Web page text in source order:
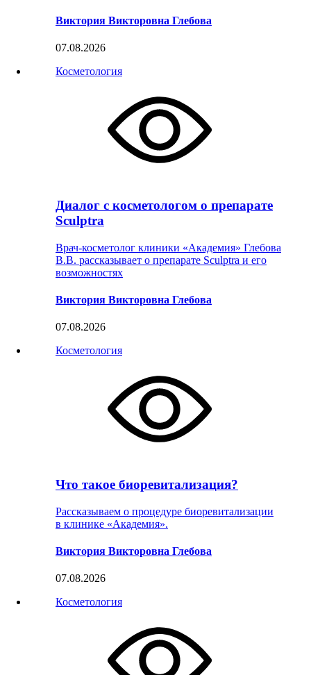
Виктория Викторовна Глебова
07.08.2026
Косметология
Диалог с косметологом о препарате
Sculptra
Врач-косметолог клиники «Академия» Глебова
В.В. рассказывает о препарате Sculptra и его
возможностях
Виктория Викторовна Глебова
07.08.2026
Косметология
Что такое биоревитализация?
Рассказываем о процедуре биоревитализации
в клинике «Академия».
Виктория Викторовна Глебова
07.08.2026
Косметология